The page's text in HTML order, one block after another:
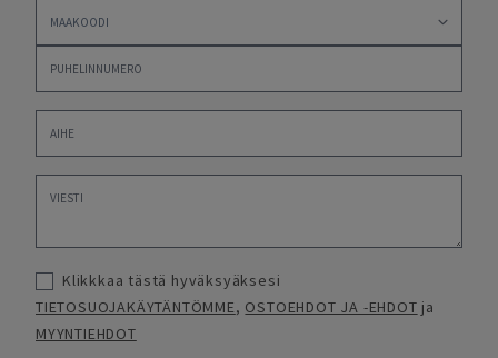
Klikkkaa tästä hyväksyäksesi
TIETOSUOJAKÄYTÄNTÖMME, OSTOEHDOT JA -EHDOT ja
MYYNTIEHDOT